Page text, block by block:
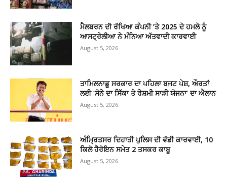
ਮੈਲਬਰਨ ਦੀ ਰੱਖਿਆ ਕੰਪਨੀ ’ਤੇ 2025 ਦੇ ਹਮਲੇ ਨੂੰ
ਆਸਟ੍ਰੇਲੀਆ ਨੇ ਮੰਨਿਆ ਅੱਤਵਾਦੀ ਕਾਰਵਾਈ
August 5, 2026
ਤਾਮਿਲਨਾਡੂ ਸਰਕਾਰ ਦਾ ਪਹਿਲਾ ਬਜਟ ਪੇਸ਼, ਔਰਤਾਂ
ਲਈ ‘ਸੋਨੇ ਦਾ ਸਿੱਕਾ ਤੇ ਰੇਸ਼ਮੀ ਸਾੜੀ ਯੋਜਨਾ’ ਦਾ ਐਲਾਨ
August 5, 2026
ਅੰਮ੍ਰਿਤਸਰ ਦਿਹਾਤੀ ਪੁਲਿਸ ਦੀ ਵੱਡੀ ਕਾਰਵਾਈ, 10
ਕਿਲੋ ਹੈਰੋਇਨ ਸਮੇਤ 2 ਤਸਕਰ ਕਾਬੂ
August 5, 2026